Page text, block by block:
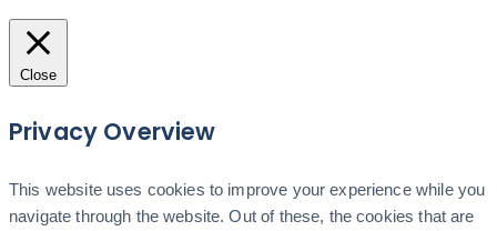
Close
Privacy Overview
This website uses cookies to improve your experience while you
navigate through the website. Out of these, the cookies that are